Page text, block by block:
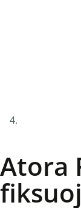
Atora